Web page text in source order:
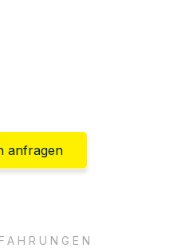
anfragen